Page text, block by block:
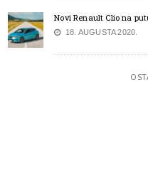
Novi Renault Clio na
18. AUGUSTA 2020.